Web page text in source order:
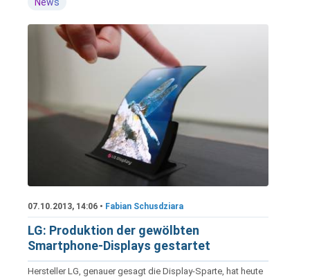
07.10.2013, 14:06 • Fabian Schusdziara
LG: Produktion der gewölbten
Smartphone-Displays gestartet
Hersteller LG, genauer gesagt die Display-Sparte, hat heute